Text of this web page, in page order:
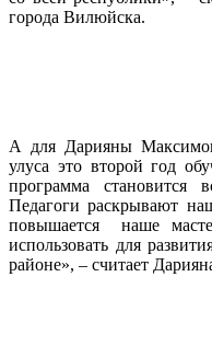
города
А для Дарияны
улуса это второй год
программа становится
Педагоги раскрывают
повышается наше
использовать для
районе», –